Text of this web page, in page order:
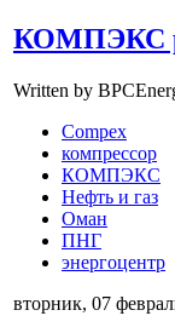
КОМПЭКС
Written by
Compex
компрессор
КОМПЭКС
Нефть и газ
Оман
ПНГ
энергоцентр
вторник, 07